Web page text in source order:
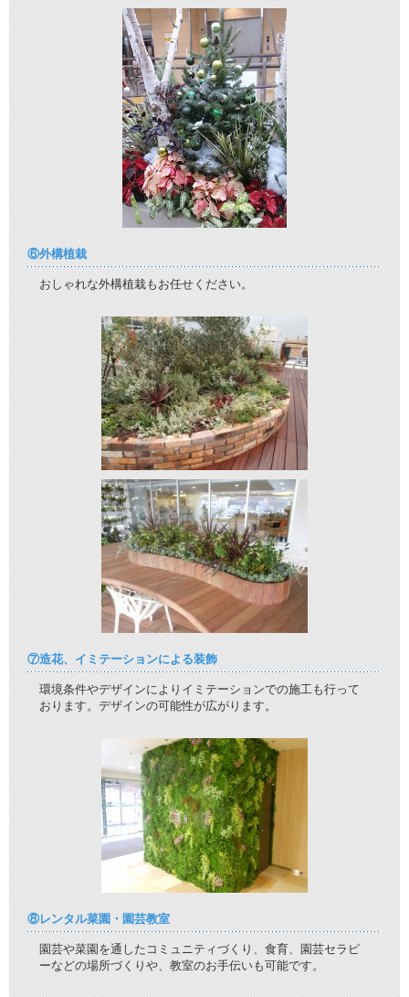
⑥外構植栽
おしゃれな外構植栽もお任せください。
⑦造花、イミテーションによる装飾
環境条件やデザインによりイミテーションでの施工も行って
おります。デザインの可能性が広がります。
⑧レンタル菜園・園芸教室
園芸や菜園を通したコミュニティづくり、食育、園芸セラピ
ーなどの場所づくりや、教室のお手伝いも可能です。